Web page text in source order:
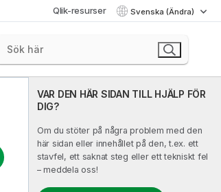
Qlik-resurser Svenska (Ändra)
VAR DEN HÄR SIDAN TILL HJÄLP FÖR
DIG?
Om du stöter på några problem med den
här sidan eller innehållet på den, t.ex. ett
stavfel, ett saknat steg eller ett tekniskt fel
– meddela oss!